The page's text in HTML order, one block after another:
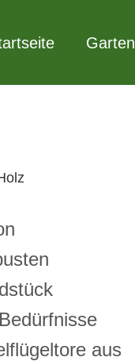
Garten
aus